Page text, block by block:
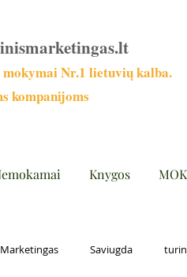
Nr.1 lietuvių kalba.
kompanijoms
Knygos
Saviugda